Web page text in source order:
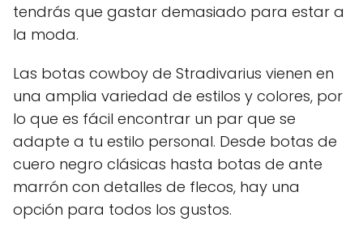
tendrás que gastar demasiado para estar a
la moda.
Las botas cowboy de Stradivarius vienen en
una amplia variedad de estilos y colores, por
lo que es fácil encontrar un par que se
adapte a tu estilo personal. Desde botas de
cuero negro clásicas hasta botas de ante
marrón con detalles de flecos, hay una
opción para todos los gustos.